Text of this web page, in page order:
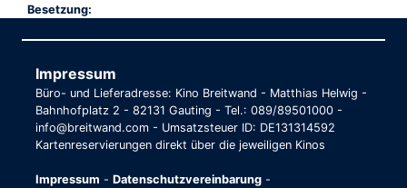
Besetzung:
Impressum
Büro- und Lieferadresse: Kino Breitwand - Matthias Helwig -
Bahnhofplatz 2 - 82131 Gauting - Tel.: 089/89501000 -
info@breitwand.com - Umsatzsteuer ID: DE131314592
Kartenreservierungen direkt über die jeweiligen Kinos
Impressum - Datenschutzvereinbarung -